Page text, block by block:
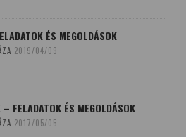
ÉS MEGOLDÁSOK
2019/04/09
– FELADATOK ÉS MEGOLDÁSOK
2017/05/05